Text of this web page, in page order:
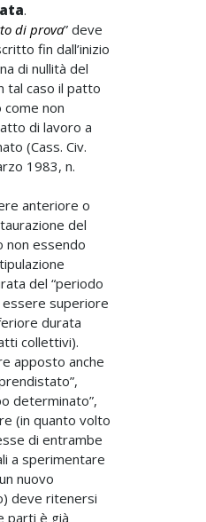
.
di prova” deve
fin dall’inizio
di nullità del
tal caso il patto
non
di lavoro a
(Cass. Civ.
1983, n.
anteriore o
del
non essendo
del “periodo
essere superiore
durata
collettivi).
apposto anche
determinato”,
(in quanto volto
di entrambe
a sperimentare
nuovo
deve ritenersi
parti è già